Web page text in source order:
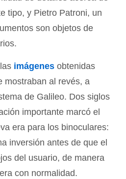
tipo, y Pietro Patroni, un
son objetos de
imágenes obtenidas
mostraban al revés, a
de Galileo. Dos siglos
importante marcó el
era para los binoculares:
inversión antes de que el
del usuario, de manera
con normalidad.